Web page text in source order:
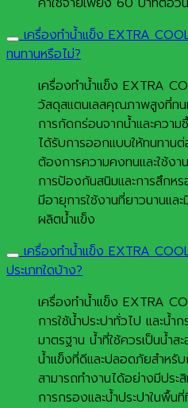
เครื่องทำน้ำแข็ง EXTRA
ทนทานหรือไม่?
เครื่องทำน้ำแข็ง EXTRA
วัสดุสแตนเลสคุณภาพสูงที่ทน
การกัดกร่อนจากน้ำและควา
ได้รับการออกแบบให้ทนทาน
ต้องการความคงทนและใช้ง
การป้องกันสนิมและการสึกหร
มีอายุการใช้งานที่ยาวนานแล
ผลิตน้ำแข็ง
เครื่องทำน้ำแข็ง EXTRA
ประเภทใดบ้าง?
เครื่องทำน้ำแข็ง EXTRA
การใช้น้ำประปาทั่วไป และน้
มาตรฐาน น้ำที่ใช้ควรเป็นน้ำ
น้ำแข็งที่ดีและปลอดภัยสำหรั
สามารถทำงานได้อย่างมีปร
การกรองและน้ำประปาในพื้